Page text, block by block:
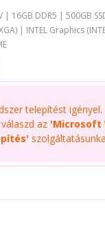
16GB DDR5 | 500GB
| INTEL Graphics
telepítést
az 'Microsoft